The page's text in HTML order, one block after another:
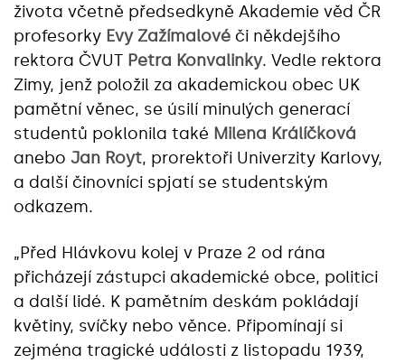
života včetně předsedkyně Akademie věd ČR
profesorky Evy Zažímalové či někdejšího
rektora ČVUT Petra Konvalinky. Vedle rektora
Zimy, jenž položil za akademickou obec UK
pamětní věnec, se úsilí minulých generací
studentů poklonila také Milena Králíčková
anebo Jan Royt, prorektoři Univerzity Karlovy,
a další činovníci spjatí se studentským
odkazem.
„Před Hlávkovu kolej v Praze 2 od rána
přicházejí zástupci akademické obce, politici
a další lidé. K pamětním deskám pokládají
květiny, svíčky nebo věnce. Připomínají si
zejména tragické události z listopadu 1939,